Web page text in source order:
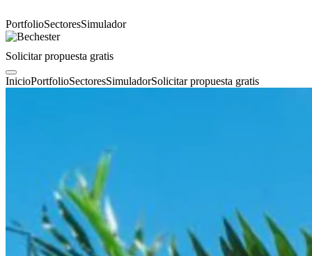
PortfolioSectoresSimulador
Solicitar propuesta gratis
InicioPortfolioSectoresSimuladorSolicitar propuesta gratis